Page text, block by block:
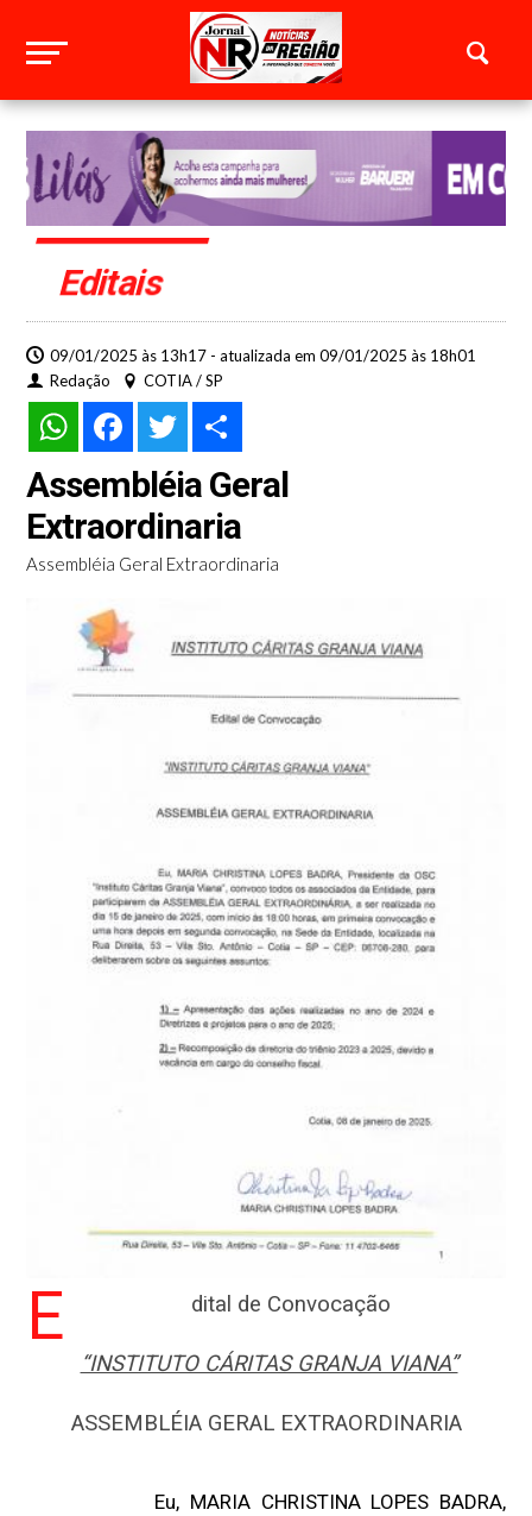
Editais
09/01/2025 às 13h17 - atualizada em 09/01/2025 às 18h01
Redação
COTIA / SP
WhatsAppFacebookTwitter
Assembléia Geral
Extraordinaria
Assembléia Geral Extraordinaria
E dital de Convocação
“INSTITUTO CÁRITAS GRANJA VIANA”
ASSEMBLÉIA GERAL EXTRAORDINARIA
Eu, MARIA CHRISTINA LOPES BADRA,